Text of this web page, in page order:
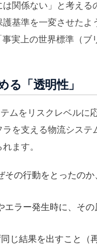
は関係ない」と考え
基準を一変させたよ
実上の世界標準（
「透明性」
ムをリスクレベルに
を支える物流シス
ます。
その行動をとったの
エラー発生時に、そ
じ結果を出すこと（